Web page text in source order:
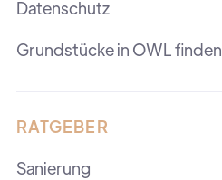
Datenschutz
Grundstücke in OWL finden
RATGEBER
Sanierung